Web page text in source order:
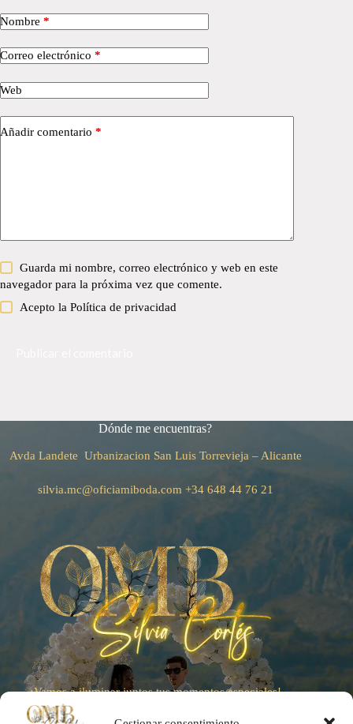
Nombre *
Correo electrónico *
Web
Añadir comentario *
Guarda mi nombre, correo electrónico y web en este
navegador para la próxima vez que comente.
Acepto laPolítica de privacidad
Dónde me encuentras?
Avda Landete Urbanizacion San LuisTorrevieja – Alicante
silvia.mc@oficiamiboda.com +34648 44 76 21
¡Vamos a iluminar juntos tus momentos especiales!